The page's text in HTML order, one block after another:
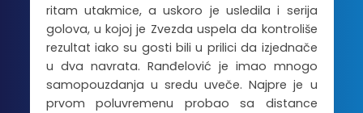
ritam utakmice, a uskoro je usledila i serija
golova, u kojoj je Zvezda uspela da kontroliše
rezultat iako su gosti bili u prilici da izjednače
u dva navrata. Ranđelović je imao mnogo
samopouzdanja u sredu uveče. Najpre je u
prvom poluvremenu probao sa distance